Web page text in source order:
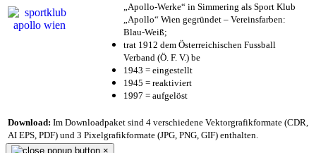
„Apollo-Werke“ in Simmering als Sport Klub
„Apollo“ Wien gegründet – Vereinsfarben:
Blau-Weiß;
trat 1912 dem Österreichischen Fussball
Verband (Ö. F. V.) be
1943 = eingestellt
1945 = reaktiviert
1997 = aufgelöst
Download: Im Downloadpaket sind 4 verschiedene Vektorgrafikformate (CDR,
AI EPS, PDF) und 3 Pixelgrafikformate (JPG, PNG, GIF) enthalten.
×